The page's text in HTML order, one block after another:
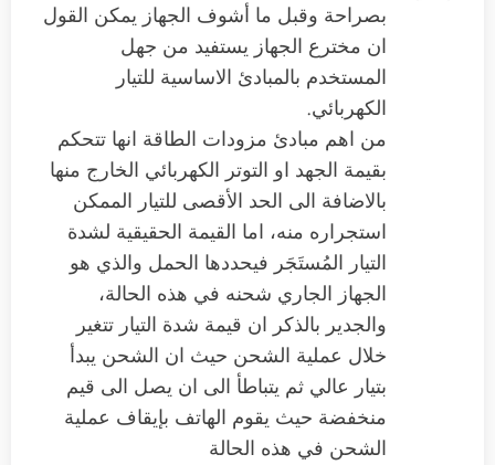
بصراحة وقبل ما أشوف الجهاز يمكن القول
ان مخترع الجهاز يستفيد من جهل
المستخدم بالمبادئ الاساسية للتيار
الكهربائي.
من اهم مبادئ مزودات الطاقة انها تتحكم
بقيمة الجهد او التوتر الكهربائي الخارج منها
بالاضافة الى الحد الأقصى للتيار الممكن
استجراره منه، اما القيمة الحقيقية لشدة
التيار المُستَجَر فيحددها الحمل والذي هو
الجهاز الجاري شحنه في هذه الحالة،
والجدير بالذكر ان قيمة شدة التيار تتغير
خلال عملية الشحن حيث ان الشحن يبدأ
بتيار عالي ثم يتباطأ الى ان يصل الى قيم
منخفضة حيث يقوم الهاتف بإيقاف عملية
الشحن في هذه الحالة